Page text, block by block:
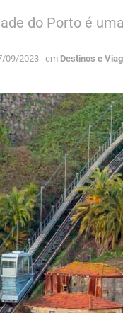
do Porto é
09/2023 em Destinos e